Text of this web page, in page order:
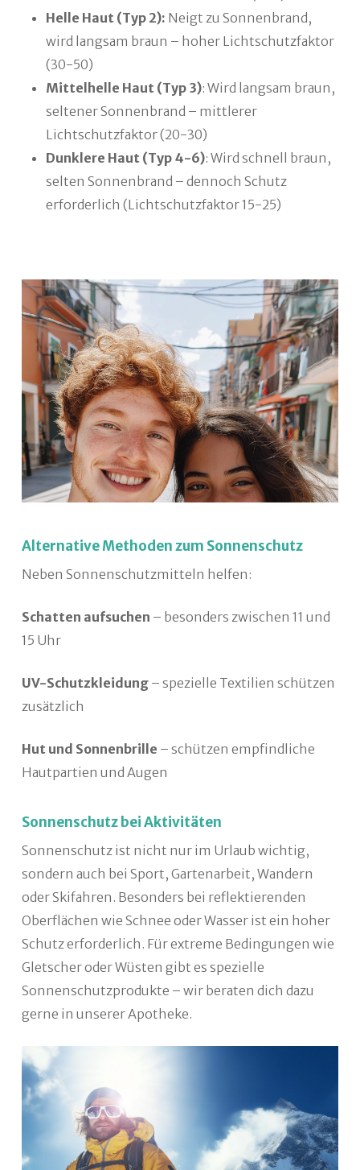
Helle Haut (Typ 2): Neigt zu Sonnenbrand,
wird langsam braun – hoher Lichtschutzfaktor
(30-50)
Mittelhelle Haut (Typ 3): Wird langsam braun,
seltener Sonnenbrand – mittlerer
Lichtschutzfaktor (20-30)
Dunklere Haut (Typ 4-6): Wird schnell braun,
selten Sonnenbrand – dennoch Schutz
erforderlich (Lichtschutzfaktor 15-25)
Alternative Methoden zum Sonnenschutz
Neben Sonnenschutzmitteln helfen:
Schatten aufsuchen – besonders zwischen 11 und
15 Uhr
UV-Schutzkleidung– spezielle Textilien schützen
zusätzlich
Hut und Sonnenbrille – schützen empfindliche
Hautpartien und Augen
Sonnenschutz bei Aktivitäten
Sonnenschutz ist nicht nur im Urlaub wichtig,
sondern auch bei Sport, Gartenarbeit, Wandern
oder Skifahren. Besonders bei reflektierenden
Oberflächen wie Schnee oder Wasser ist ein hoher
Schutz erforderlich. Für extreme Bedingungen wie
Gletscher oder Wüsten gibt es spezielle
Sonnenschutzprodukte – wir beraten dich dazu
gerne in unserer Apotheke.